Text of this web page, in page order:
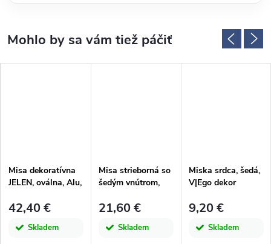
Misa dekoratívna
JELEN, oválna, Alu,
42,40 €
Skladem
Misa strieborná so
šedým vnútrom,
dekor
21,60 €
Skladem
Miska srdca, šedá,
V|Ego dekor
9,20 €
Skladem